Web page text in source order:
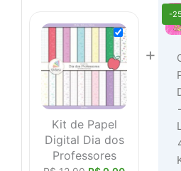
Kit de Papel
Digital Dia dos
Professores
+
-